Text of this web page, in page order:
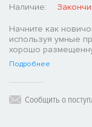
Наличие:
Начните как
используя умные
хорошо
Подробнее
Сообщить о